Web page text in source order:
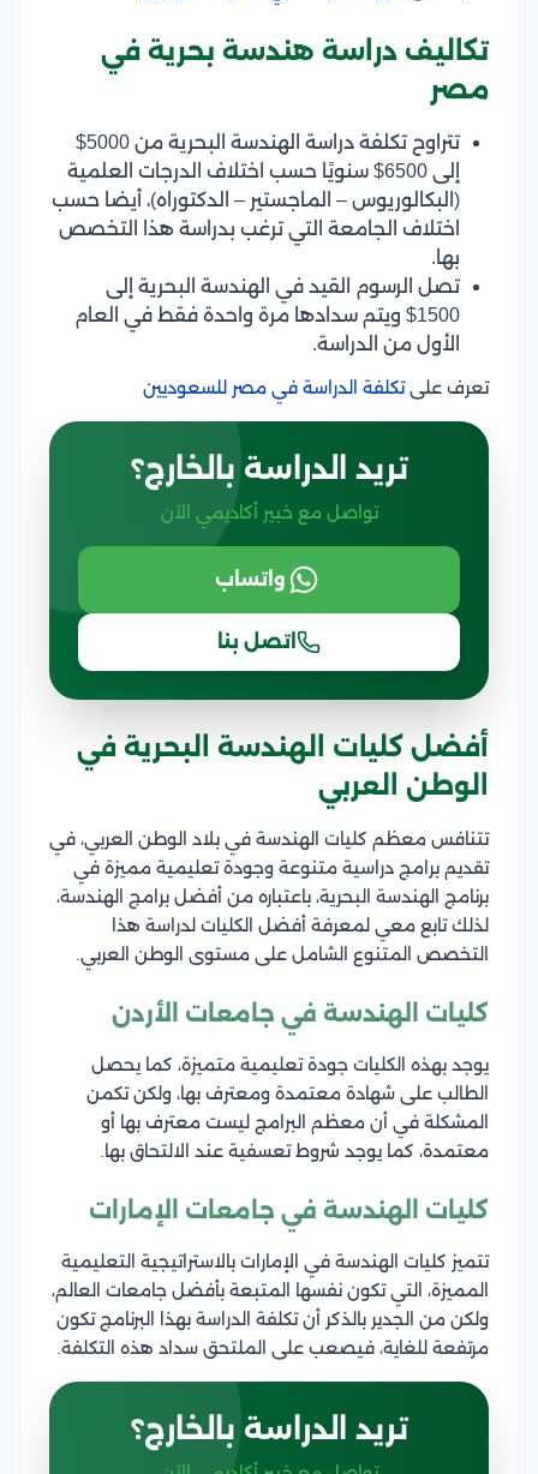
تكاليف دراسة هندسة بحرية في
مصر
تتراوح تكلفة دراسة الهندسة البحرية من 5000$
إلى 6500$ سنويًا حسب اختلاف الدرجات العلمية
(البكالوريوس – الماجستير – الدكتوراه)، أيضا حسب
اختلاف الجامعة التي ترغب بدراسة هذا التخصص
بها.
تصل الرسوم القيد في الهندسة البحرية إلى
1500$ ويتم سدادها مرة واحدة فقط في العام
الأول من الدراسة.
تعرف علىتكلفة الدراسة في مصر للسعوديين
تريد الدراسة بالخارج؟
تواصل مع خبير أكاديمي الآن
واتساب
اتصل بنا
أفضل كليات الهندسة البحرية في
الوطن العربي
تتنافس معظم كليات الهندسة في بلاد الوطن العربي، في
تقديم برامج دراسية متنوعة وجودة تعليمية مميزة في
برنامج الهندسة البحرية، باعتباره من أفضل برامج الهندسة،
لذلك تابع معي لمعرفة أفضل الكليات لدراسة هذا
التخصص المتنوع الشامل على مستوى الوطن العربي.
كليات الهندسة في جامعات الأردن
يوجد بهذه الكليات جودة تعليمية متميزة، كما يحصل
الطالب على شهادة معتمدة ومعترف بها، ولكن تكمن
المشكلة في أن معظم البرامج ليست معترف بها أو
معتمدة، كما يوجد شروط تعسفية عند الالتحاق بها.
كليات الهندسة في جامعات الإمارات
تتميز كليات الهندسة في الإمارات بالاستراتيجية التعليمية
المميزة، التي تكون نفسها المتبعة بأفضل جامعات العالم،
ولكن من الجدير بالذكر أن تكلفة الدراسة بهذا البرنامج تكون
مرتفعة للغاية، فيصعب على الملتحق سداد هذه التكلفة.
تريد الدراسة بالخارج؟